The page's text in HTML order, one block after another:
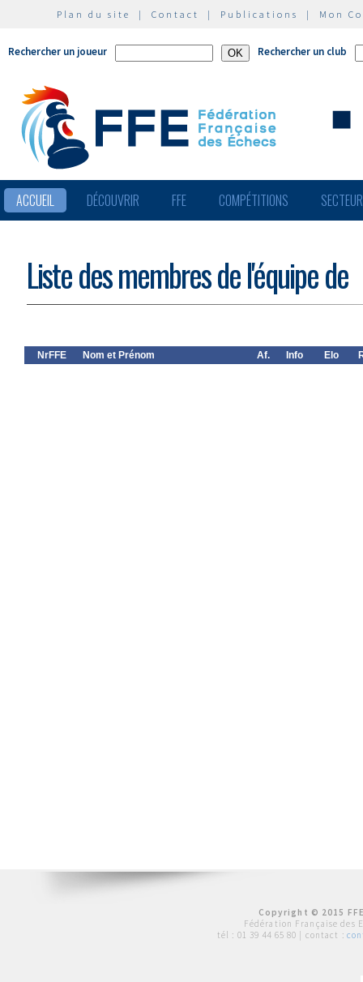
Plan du site | Contact | Publications | Mon
Rechercher un joueur Rechercher un club
ACCUEIL DÉCOUVRIR FFE COMPÉTITIONS
Liste des membres de l'équipe de
NrFFE Nom et Prénom Af. Info Elo
Copyright © 2015
Fédération Française des
tél : 01 39 44 65 80 | contact :